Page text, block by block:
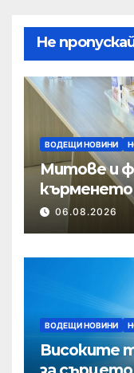
Не
ВОДЕЩИ НОВИНИ
Митове и
кърменето
06.08.2026
ВОДЕЩИ НОВИНИ
Високите